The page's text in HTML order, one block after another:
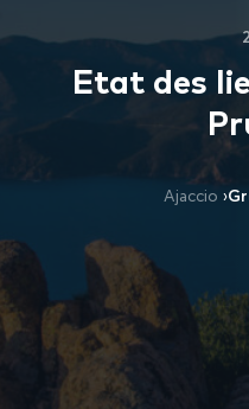
Etat des
Ajaccio ›